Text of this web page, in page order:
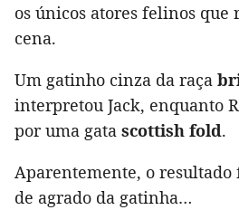
os únicos atores felinos que
cena.
Um gatinho cinza da raça
interpretou Jack, enquanto
por uma gata scottish fold.
Aparentemente, o
de agrado da gatinha…